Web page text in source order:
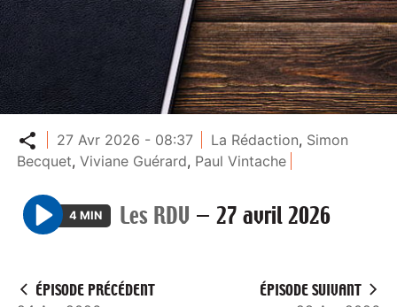
Partager
27 Avr 2026 - 08:37 La Rédaction, Simon
Becquet,Viviane Guérard, Paul Vintache
P
y
4 MIN Les RDV — 27 avril 2026
ÉPISODE PRÉCÉDENT ÉPISODE SUIVANT